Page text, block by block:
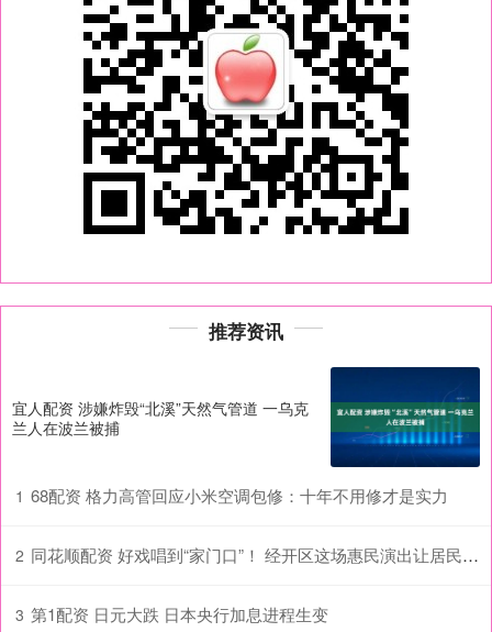
推荐资讯
宜人配资 涉嫌炸毁“北溪”天然气管道 一乌克
兰人在波兰被捕
1 68配资 格力高管回应小米空调包修：十年不用修才是实力
2 同花顺配资 好戏唱到“家门口”！ 经开区这场惠民演出让居民过足“戏瘾”！
3 第1配资 日元大跌 日本央行加息进程生变